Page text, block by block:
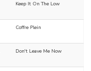
Keep It On The Low
Coffre Plein
Don't Leave Me Now